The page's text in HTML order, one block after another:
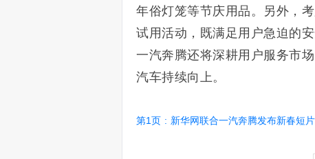
年俗灯笼等节庆用品。另外，
试用活动，既满足用户急迫的
一汽奔腾还将深耕用户服务市
汽车持续向上。
第1页 : 新华网联合一汽奔腾发布新春短片《让爱回家之奔